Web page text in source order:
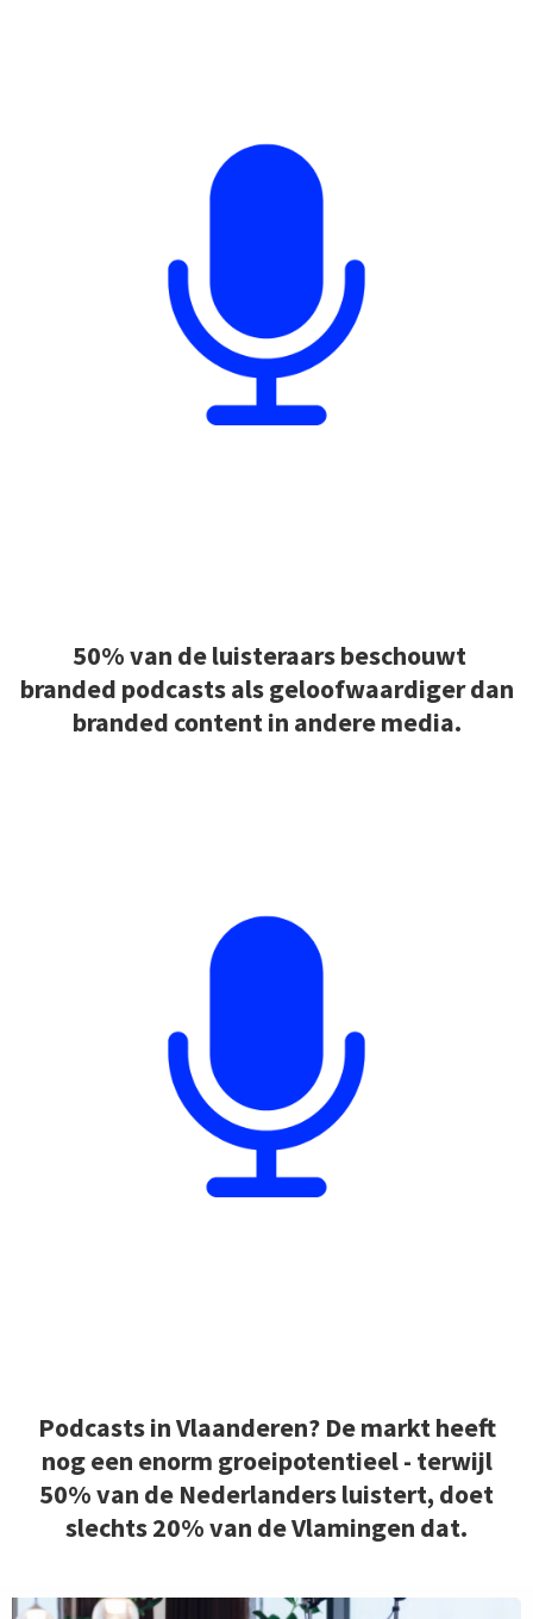
50% van de luisteraars beschouwt
branded podcasts als geloofwaardigerdan
branded content in andere media.
Podcasts in Vlaanderen? De markt heeft
nog een enorm groeipotentieel - terwijl
50% van de Nederlanders luistert, doet
slechts 20% van de Vlamingen dat.